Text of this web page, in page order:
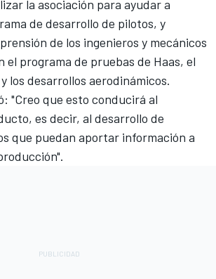
la asociación para ayudar a
de desarrollo de pilotos, y
de los ingenieros y mecánicos
el programa de pruebas de Haas, el
los desarrollos aerodinámicos.
"Creo que esto conducirá al
es decir, al desarrollo de
que puedan aportar información a